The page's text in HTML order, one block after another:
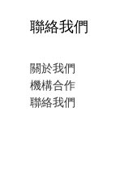
聯絡我們
關於我們
機構合作
聯絡我們